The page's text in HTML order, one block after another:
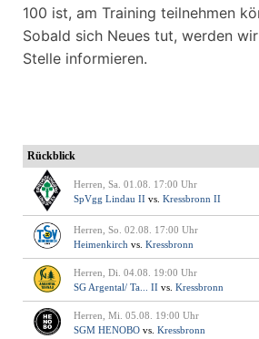
100 ist, am Training teilnehmen
Sobald sich Neues tut, werden
Stelle informieren.